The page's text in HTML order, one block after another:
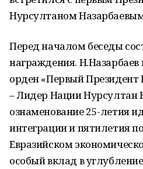
Нурсултаном
Перед началом беседы
награждения.
орден «Первый Президент
– Лидер Нации Нурсултан
ознаменование 25-летия
интеграции и пятилетия
Евразийском
особый вклад в